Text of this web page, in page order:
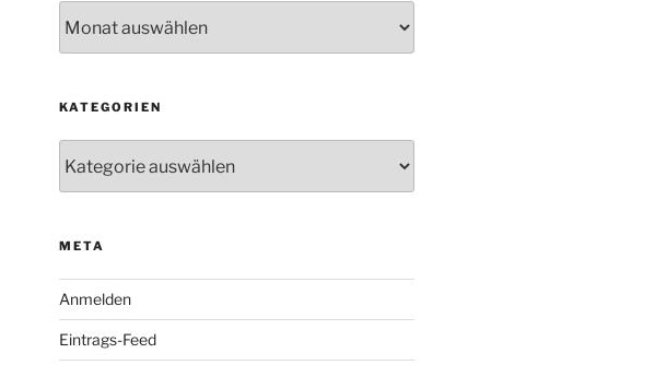
KATEGORIEN
META
Anmelden
Eintrags-Feed